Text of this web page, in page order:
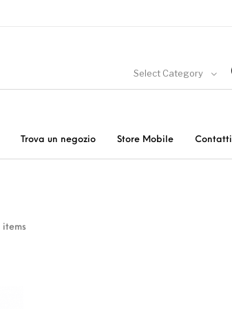
Select Category
Trova un negozio Store Mobile Contatti
Donna Uomo
1 items